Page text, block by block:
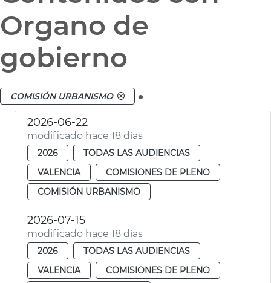
Organo de
gobierno
COMISIÓN URBANISMO .
2026-06-22
modificado hace 18 días
2026
TODAS LAS AUDIENCIAS
VALENCIA
COMISIONES DE PLENO
COMISIÓN URBANISMO
2026-07-15
modificado hace 18 días
2026
TODAS LAS AUDIENCIAS
VALENCIA
COMISIONES DE PLENO